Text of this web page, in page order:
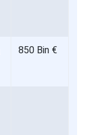
850 Bin €